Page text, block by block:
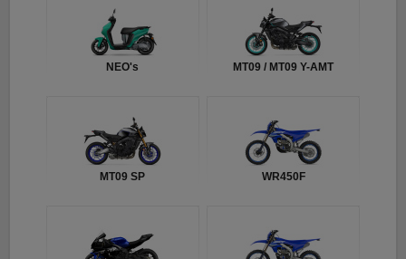
NEO's MT09 / MT09 Y-AMT
MT09 SP WR450F